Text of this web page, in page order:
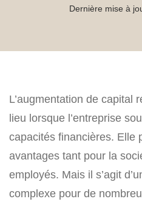
Dernière mise à
L’augmentation de capital
lieu lorsque l’entreprise
capacités financières. Elle
avantages tant pour la
employés. Mais il s’agit
complexe pour de